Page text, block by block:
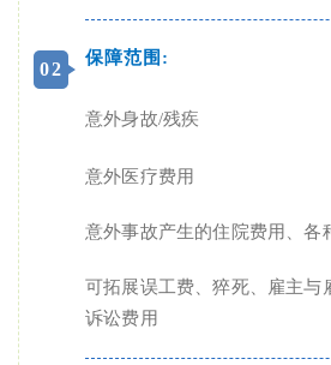
02
保障范围:
意外身故/残疾
意外医疗费用
意外事故产生的住院费用、各
可拓展误工费、猝死、雇主与
诉讼费用